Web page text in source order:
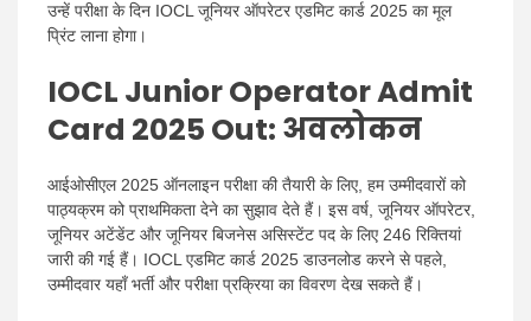
उन्हें परीक्षा के दिन IOCL जूनियर ऑपरेटर एडमिट कार्ड 2025 का मूल
प्रिंट लाना होगा।
IOCL Junior Operator Admit
Card 2025 Out: अवलोकन
आईओसीएल 2025 ऑनलाइन परीक्षा की तैयारी के लिए, हम उम्मीदवारों को
पाठ्यक्रम को प्राथमिकता देने का सुझाव देते हैं। इस वर्ष, जूनियर ऑपरेटर,
जूनियर अटेंडेंट और जूनियर बिजनेस असिस्टेंट पद के लिए 246 रिक्तियां
जारी की गई हैं। IOCL एडमिट कार्ड 2025 डाउनलोड करने से पहले,
उम्मीदवार यहाँ भर्ती और परीक्षा प्रक्रिया का विवरण देख सकते हैं।